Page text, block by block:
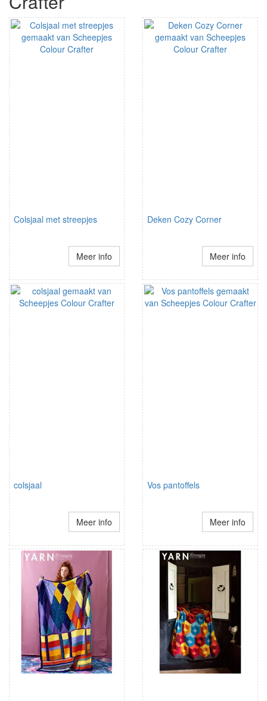
Colsjaal met streepjes
Meer info
Deken Cozy Corner
Meer info
colsjaal
Meer info
Vos pantoffels
Meer info